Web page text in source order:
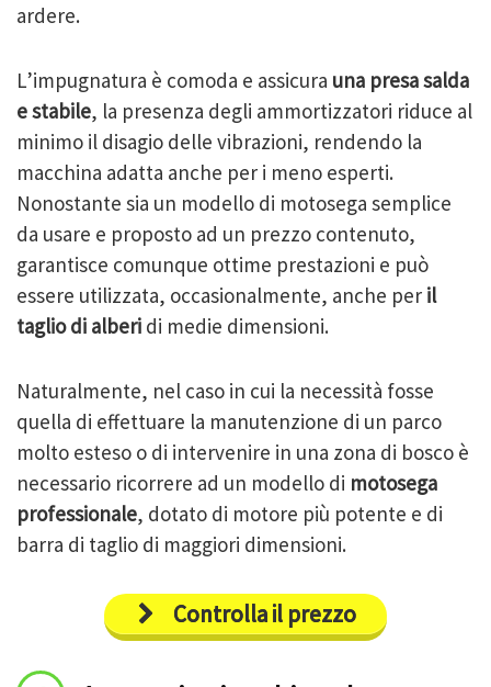
ardere.
L’impugnatura è comoda e assicura una presa salda
e stabile, la presenza degli ammortizzatori riduce al
minimo il disagio delle vibrazioni, rendendo la
macchina adatta anche per i meno esperti.
Nonostante sia un modello di motosega semplice
da usare e proposto ad un prezzo contenuto,
garantisce comunque ottime prestazioni e può
essere utilizzata, occasionalmente, anche per il
taglio di alberi di medie dimensioni.
Naturalmente, nel caso in cui la necessità fosse
quella di effettuare la manutenzione di un parco
molto esteso o di intervenire in una zona di bosco è
necessario ricorrere ad un modello di motosega
professionale, dotato di motore più potente e di
barra di taglio di maggiori dimensioni.
Controlla il prezzo